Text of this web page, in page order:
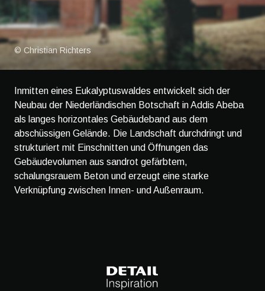
© Christian Richters
Inmitten eines Eukalyptuswaldes entwickelt sich der
Neubau der Niederländischen Botschaft in Addis Abeba
als langes horizontales Gebäudeband aus dem
abschüssigen Gelände. Die Landschaft durchdringt und
strukturiert mit Einschnitten und Öffnungen das
Gebäudevolumen aus sandrot gefärbtem,
schalungsrauem Beton und erzeugt eine starke
Verknüpfung zwischen Innen- und Außenraum.